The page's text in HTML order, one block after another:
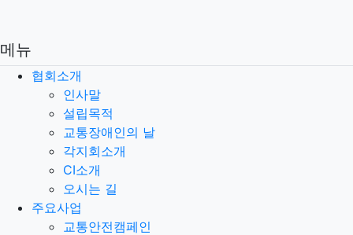
메뉴
협회소개
인사말
설립목적
교통장애인의 날
각지회소개
CI소개
오시는 길
주요사업
교통안전캠페인